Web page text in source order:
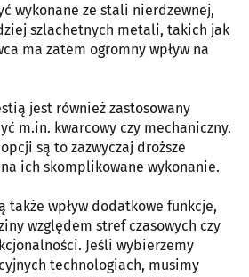
wykonane ze stali nierdzewnej,
szlachetnych metali, takich jak
ma zatem ogromny wpływ na
jest również zastosowany
m.in. kwarcowy czy mechaniczny.
są to zazwyczaj droższe
ich skomplikowane wykonanie.
także wpływ dodatkowe funkcje,
względem stref czasowych czy
Jeśli wybierzemy
technologiach, musimy